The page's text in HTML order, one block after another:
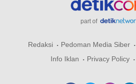
part of
Redaksi Pedoman Media Siber
Info Iklan
Privacy Policy